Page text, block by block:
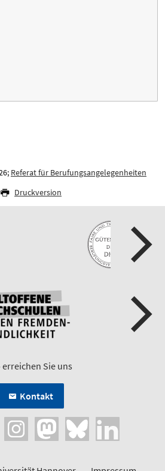
Referat für Berufungsangelegenheiten
Druckversion
erreichen Sie uns
Kontakt